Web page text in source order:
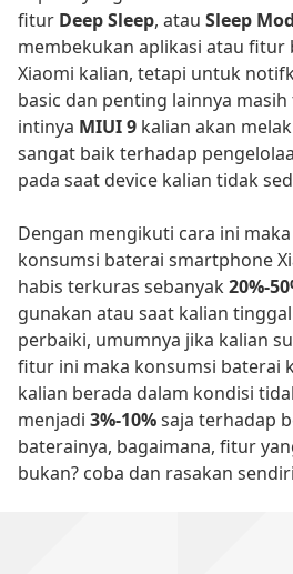
fitur Deep Sleep, atau Sleep
membekukan aplikasi atau fitur
Xiaomi kalian, tetapi untuk
basic dan penting lainnya
intinya MIUI 9 kalian akan
sangat baik terhadap
pada saat device kalian tidak
Dengan mengikuti cara ini
konsumsi baterai smartphone
habis terkuras sebanyak20%-
gunakan atau saat kalian
perbaiki, umumnya jika kalian
fitur ini maka konsumsi baterai
kalian berada dalam kondisi
menjadi 3%-10%saja terhadap
baterainya, bagaimana, fitur
bukan? coba dan rasakan